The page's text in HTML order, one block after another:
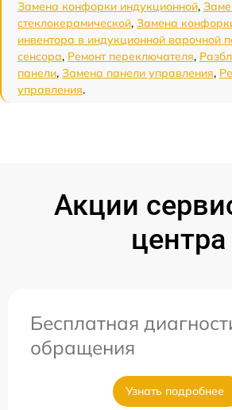
Замена конфорки индукционной,
стеклокерамической, Замена
инвентора в индукционной варочной
сенсора, Ремонт переключателя,
панели, Замена панели управления,
управления.
Акции
центра
Бесплатная
обращения
Узнать подробнее